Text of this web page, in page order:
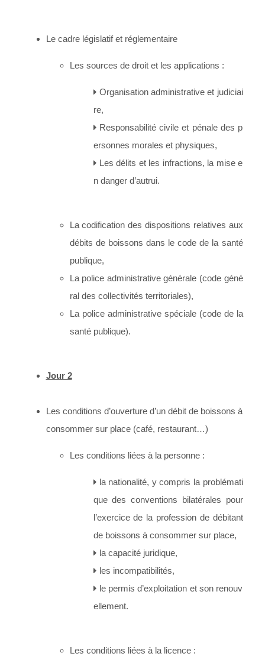
Le cadre législatif et réglementaire
Les sources de droit et les applications :
Organisation administrative et judiciai
re,
Responsabilité civile et pénale des p
ersonnes morales et physiques,
Les délits et les infractions, la mise e
n danger d’autrui.
La codification des dispositions relatives aux
débits de boissons dans le code de la santé
publique,
La police administrative générale (code géné
ral des collectivités territoriales),
La police administrative spéciale (code de la
santé publique).
Jour 2
Les conditions d’ouverture d’un débit de boissons à
consommer sur place (café, restaurant…)
Les conditions liées à la personne :
la nationalité, y compris la problémati
que des conventions bilatérales pour
l’exercice de la profession de débitant
de boissons à consommer sur place,
la capacité juridique,
les incompatibilités,
le permis d’exploitation et son renouv
ellement.
Les conditions liées à la licence :